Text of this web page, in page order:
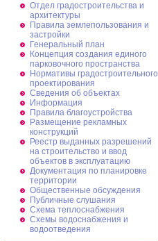
Отдел градостроительства и
архитектуры
Правила землепользования и
застройки
Генеральный план
Концепция создания единого
парковочного пространства
Нормативы градостроительного
проектирования
Сведения об объектах
Информация
Правила благоустройства
Размещение рекламных
конструкций
Реестр выданных разрешений
на строительство и ввод
объектов в эксплуатацию
Документация по планировке
территории
Общественные обсуждения
Публичные слушания
Схема теплоснабжения
Схемы водоснабжения и
водоотведения